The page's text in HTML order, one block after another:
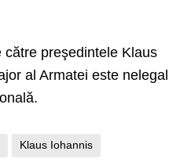
preşedintele Klaus
al Armatei este
Klaus Iohannis